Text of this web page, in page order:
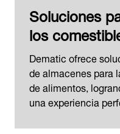
Soluciones
los
Dematic ofrece
de almacenes para
de alimentos,
una experiencia